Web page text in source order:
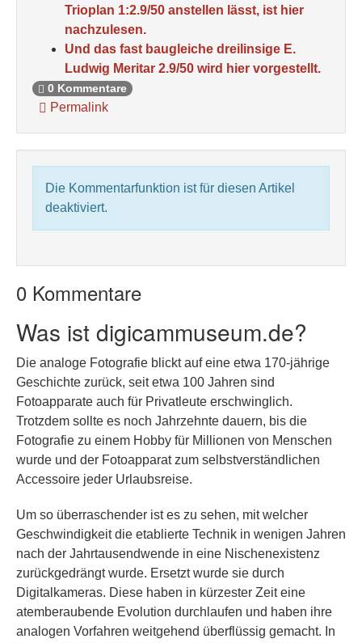
Trioplan 1:2.9/50 anstellen lässt, ist hier
nachzulesen.
Und das fast baugleiche dreilinsige E.
Ludwig Meritar 2.9/50 wird hier vorgestellt.
0 Kommentare
Permalink
Die Kommentarfunktion ist für diesen Artikel
deaktiviert.
0 Kommentare
Was ist digicammuseum.de?
Die analoge Fotografie blickt auf eine etwa 170-jährige
Geschichte zurück, seit etwa 100 Jahren sind
Fotoapparate auch für Privatleute erschwinglich.
Trotzdem sollte es noch Jahrzehnte dauern, bis die
Fotografie zu einem Hobby für Millionen von Menschen
wurde und der Fotoapparat zum selbstverständlichen
Accessoire jeder Urlaubsreise.
Um so überraschender ist es zu sehen, mit welcher
Geschwindigkeit die etablierte Technik in wenigen Jahren
nach der Jahrtausendwende in eine Nischenexistenz
zurückgedrängt wurde. Ersetzt wurde sie durch
Digitalkameras. Diese haben in kürzester Zeit eine
atemberaubende Evolution durchlaufen und haben ihre
analogen Vorfahren weitgehend überflüssig gemacht. In